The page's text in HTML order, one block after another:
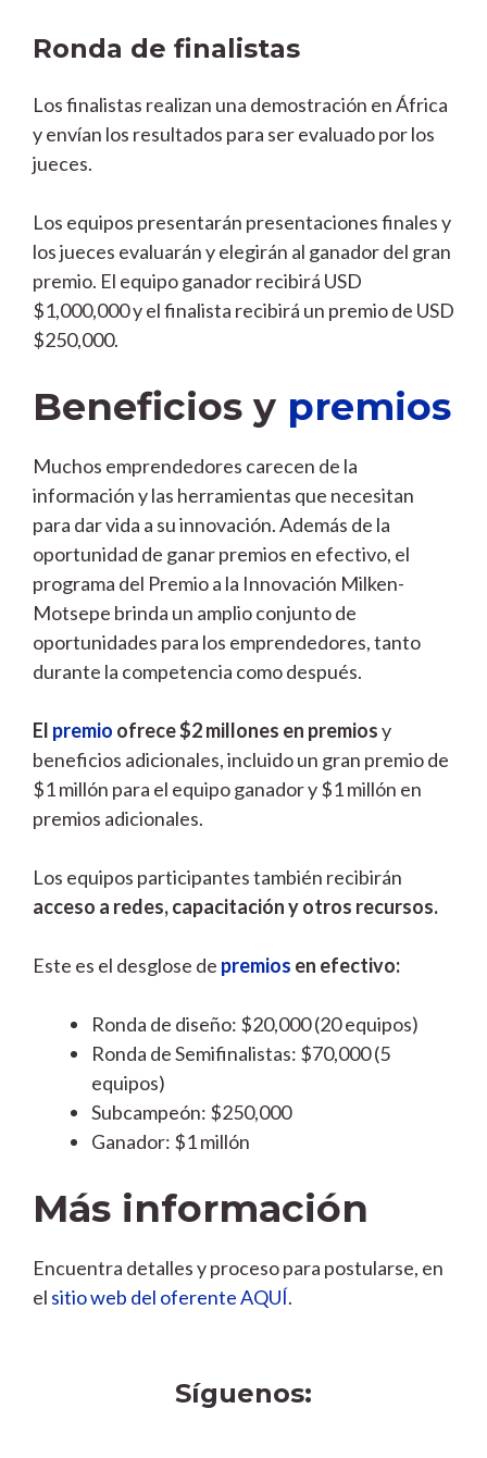
Ronda de finalistas
Los finalistas realizan una demostración en África
y envían los resultados para ser evaluado por los
jueces.
Los equipos presentarán presentaciones finales y
los jueces evaluarán y elegirán al ganador del gran
premio. El equipo ganador recibirá USD
$1,000,000 y el finalista recibirá un premio de USD
$250,000.
Beneficios y premios
Muchos emprendedores carecen de la
información y las herramientas que necesitan
para dar vida a su innovación. Además de la
oportunidad de ganar premios en efectivo, el
programa del Premio a la Innovación Milken-
Motsepe brinda un amplio conjunto de
oportunidades para los emprendedores, tanto
durante la competencia como después.
El premio ofrece $2 millones en premiosy
beneficios adicionales, incluido un gran premio de
$1 millón para el equipo ganador y $1 millón en
premios adicionales.
Los equipos participantes también recibirán
acceso a redes, capacitación y otros recursos.
Este es el desglose de premios en efectivo:
Ronda de diseño: $20,000 (20 equipos)
Ronda de Semifinalistas: $70,000 (5
equipos)
Subcampeón: $250,000
Ganador: $1 millón
Más información
Encuentra detalles y proceso para postularse, en
el sitio web del oferente AQUÍ.
Síguenos: